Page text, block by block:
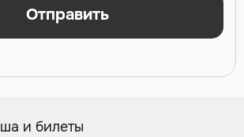
Отправить
и билеты